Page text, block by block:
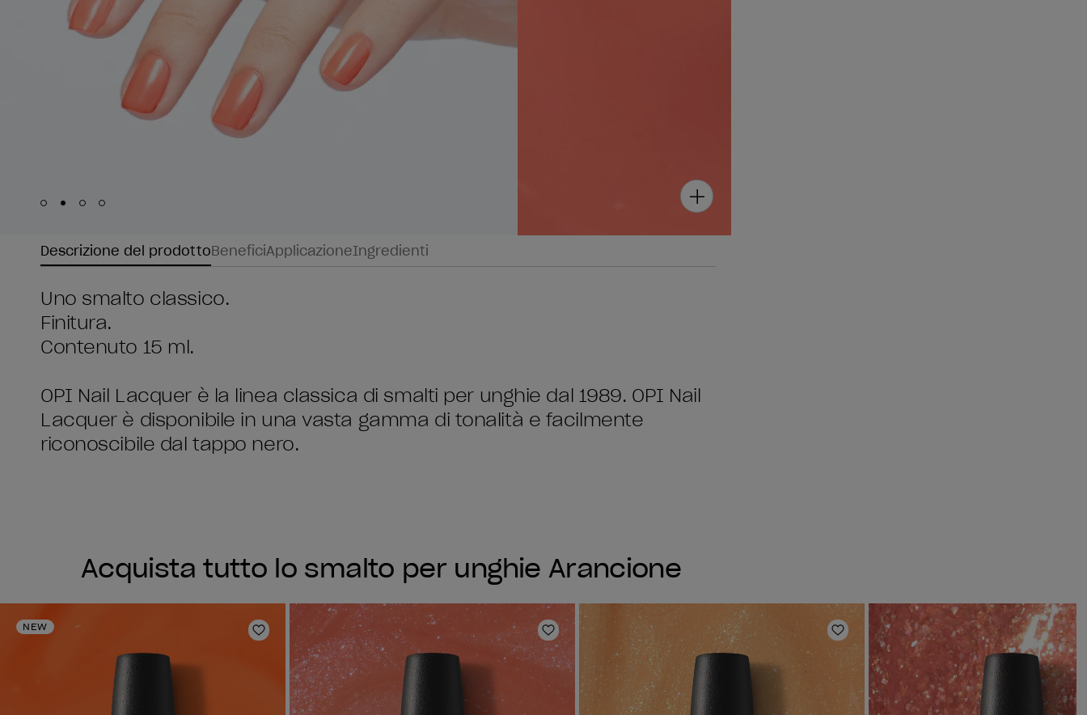
Skip to slide
Skip to slide
Skip to slide
Skip to slide
Descrizione del prodottoBeneficiApplicazioneIngredienti
Uno smalto classico.
Finitura.
Contenuto 15 ml.
OPI Nail Lacquer è la linea classica di smalti per unghie dal 1989. OPI Nail
Lacquer è disponibile in una vasta gamma di tonalità e facilmente
riconoscibile dal tappo nero.
Acquista tutto lo smalto per unghie Arancione
NEW
Aggiungi alla lista dei desideri Aggiungi alla lista dei desideri Aggiungi alla lista dei desideri